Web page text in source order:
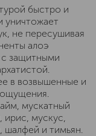
быстро и
уничтожает
не пересушивая
алоэ
с защитными
в возвышенные и
мускатный
ирис, мускус,
шалфей и тимьян.